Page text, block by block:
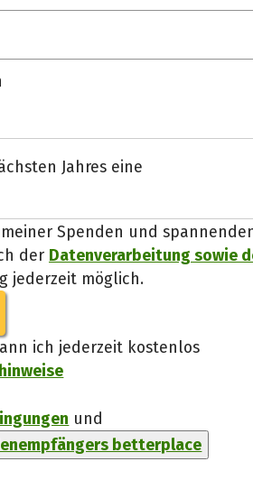
Jahres eine
Spenden und
der Datenverarbeitung sowie
jederzeit möglich.
ich jederzeit kostenlos
und
betterplace